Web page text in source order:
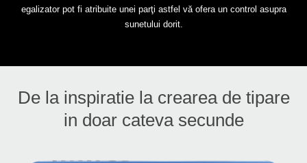
egalizator pot fi atribuite unei parţi astfel vă ofera un control asupra
sunetului dorit.
De la inspiratie la crearea de tipare
in doar cateva secunde